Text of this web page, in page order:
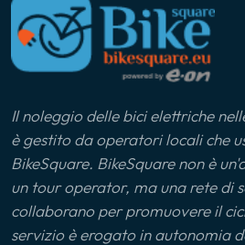
Il noleggio delle bici elettriche
è gestito da operatori locali che
BikeSquare. BikeSquare non è
un tour operator, ma una rete di
collaborano per promuovere il
servizio è erogato in autonomia